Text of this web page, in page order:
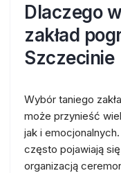
Dlaczego
zakład
Szczecinie
Wybór taniego
może przynieść
jak i
często pojawiają
organizacją